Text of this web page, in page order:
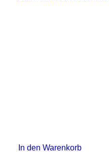
In den Warenkorb